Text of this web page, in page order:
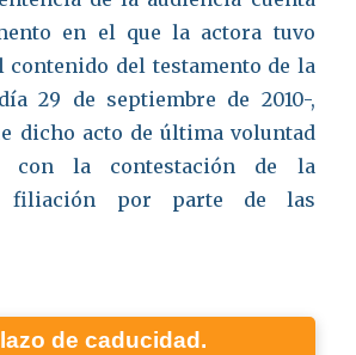
en el que la actora tuvo
contenido del testamento de la
29 de septiembre de 2010-,
dicho acto de última voluntad
con la contestación de la
filiación por parte de las
de caducidad.